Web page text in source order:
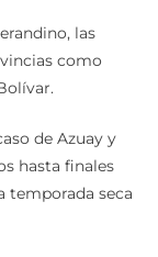
las
como
de Azuay y
hasta finales
seca